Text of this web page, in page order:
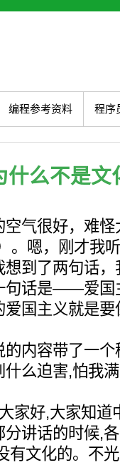
编程参考资料 程序
什么不是文
气很好，难
。嗯，刚才我
到了两句话
句话是——爱国
国主义就是要
内容带了一
么迫害,怕我
家好,大家知道
讲话的时候,
有文化的。不